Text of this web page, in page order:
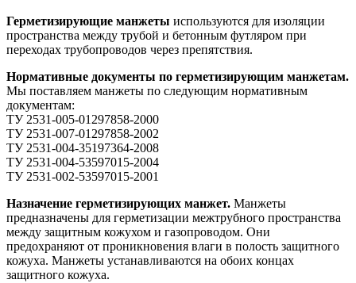
Герметизирующие манжеты используются для изоляции
пространства между трубой и бетонным футляром при
переходах трубопроводов через препятствия.
Нормативные документы по герметизирующим манжетам.
Мы поставляем манжеты по следующим нормативным
документам:
ТУ 2531-005-01297858-2000
ТУ 2531-007-01297858-2002
ТУ 2531-004-35197364-2008
ТУ 2531-004-53597015-2004
ТУ 2531-002-53597015-2001
Назначение герметизирующих манжет. Манжеты
предназначены для герметизации межтрубного пространства
между защитным кожухом и газопроводом. Они
предохраняют от проникновения влаги в полость защитного
кожуха. Манжеты устанавливаются на обоих концах
защитного кожуха.